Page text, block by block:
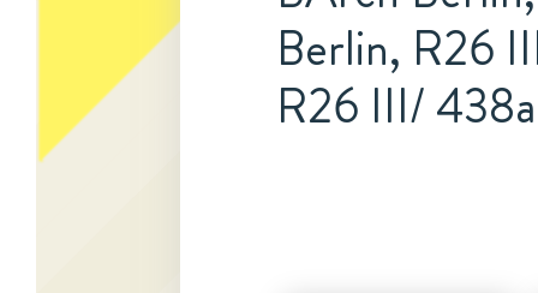
Berlin, R26
R26 III/